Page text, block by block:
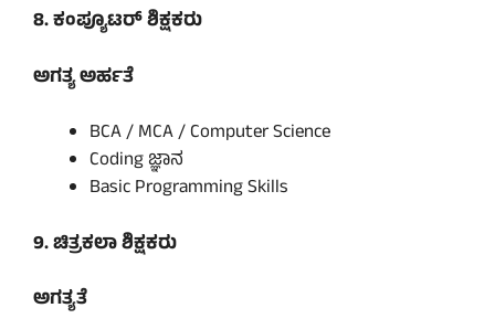
8. ಕಂಪ್ಯೂಟರ್ ಶಿಕ್ಷಕರು
ಅಗತ್ಯ ಅರ್ಹತೆ
BCA / MCA / Computer Science
Coding ಜ್ಞಾನ
Basic Programming Skills
9. ಚಿತ್ರಕಲಾ ಶಿಕ್ಷಕರು
ಅಗತ್ಯತೆ